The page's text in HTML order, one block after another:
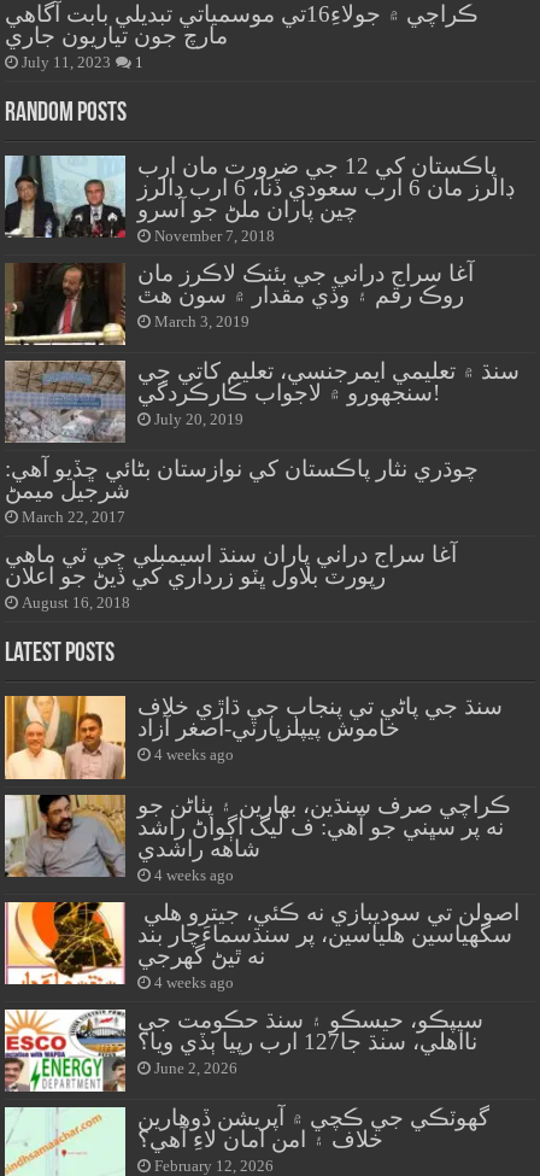
ڪراچي ۾ جولاءِ16تي موسمياتي تبديلي بابت آگاهي
مارچ جون تياريون جاري
July 11, 2023 1
Random Posts
پاڪستان کي 12 جي ضرورت مان ارب
ڊالرز مان 6 ارب سعودي ڏنا، 6 ارب ڊالرز
چين پاران ملڻ جو آسرو
November 7, 2018
آغا سراج دراني جي بئنڪ لاڪرز مان
روڪ رقم ۽ وڏي مقدار ۾ سون هٿ
March 3, 2019
سنڌ ۾ تعليمي ايمرجنسي، تعليم کاتي جي
سنجهورو ۾ لاجواب ڪارڪردگي!
July 20, 2019
چوڌري نثار پاڪستان کي نوازستان بڻائي ڇڏيو آهي:
شرجيل ميمڻ
March 22, 2017
آغا سراج دراني پاران سنڌ اسيمبلي جي ٽي ماهي
رپورٽ بلاول ڀٽو زرداري کي ڏيڻ جو اعلان
August 16, 2018
Latest Posts
سنڌ جي پاڻي تي پنجاب جي ڌاڙي خلاف
خاموش پيپلزپارٽي-اصغر آزاد
4 weeks ago
ڪراچي صرف سنڌين، بهارين ۽ پٺاڻن جو
نه پر سڀني جو آهي: ف ليگ اڳواڻ راشد
شاهه راشدي
4 weeks ago
سگهياسين هلياسين، پر سنڌسماءَچار بند
نه ٿيڻ گهرجي
4 weeks ago
سيپڪو، حيسڪو ۽ سنڌ حڪومت جي
نااهلي، سنڌ جا127 ارب رپيا ٻڏي ويا؟
June 2, 2026
گهوٽڪي جي ڪچي ۾ آپريشن ڏوهارين
خلاف ۽ امن امان لاءِ آهي؟
February 12, 2026